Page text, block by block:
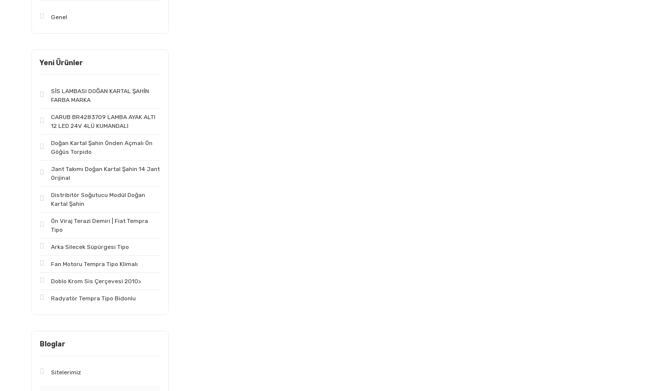
Genel
Yeni Ürünler
SİS LAMBASI DOĞAN KARTAL ŞAHİN
FARBA MARKA
CARUB BR4283709 LAMBA AYAK ALTI
12 LED 24V 4LÜ KUMANDALI
Doğan Kartal Şahin Önden Açmalı Ön
Göğüs Torpido
Jant Takımı Doğan Kartal Şahin 14 Jant
Orijinal
Distribitör Soğutucu Modül Doğan
Kartal Şahin
Ön Viraj Terazi Demiri | Fiat Tempra
Tipo
Arka Silecek Süpürgesi Tipo
Fan Motoru Tempra Tipo Klimalı
Doblo Krom Sis Çerçevesi 2010>
Radyatör Tempra Tipo Bidonlu
Bloglar
Sitelerimiz